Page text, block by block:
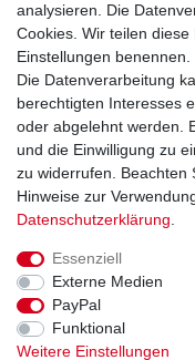
Sie erreichen uns
+49 (0)681
Montag bis Freitag
9.00 - 16.00 Uhr
Impressum
Widerrufs­recht
analysieren. Die
Cookies. Wir teilen
Einstellungen benennen.
Die Datenverarbeitung
berechtigten Interesses
oder abgelehnt werden.
und die Einwilligung zu
zu widerrufen. Beachten
Hinweise zur
Daten­schutz­erklärung
Essenziell
Externe Medien
PayPal
Funktional
Weitere Einstellungen